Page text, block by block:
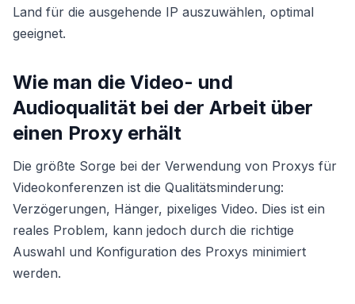
Land für die ausgehende IP auszuwählen, optimal
geeignet.
Wie man die Video- und
Audioqualität bei der Arbeit über
einen Proxy erhält
Die größte Sorge bei der Verwendung von Proxys für
Videokonferenzen ist die Qualitätsminderung:
Verzögerungen, Hänger, pixeliges Video. Dies ist ein
reales Problem, kann jedoch durch die richtige
Auswahl und Konfiguration des Proxys minimiert
werden.